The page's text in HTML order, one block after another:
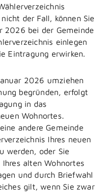
der Fall, können Sie
2026 bei der Gemeinde
einlegen
Eintragung erwirken.
2026 umziehen
begründen, erfolgt
in das
Wohnortes.
andere Gemeinde
Ihres neuen
werden, oder Sie
alten Wohnortes
und durch Briefwahl
gilt, wenn Sie zwar